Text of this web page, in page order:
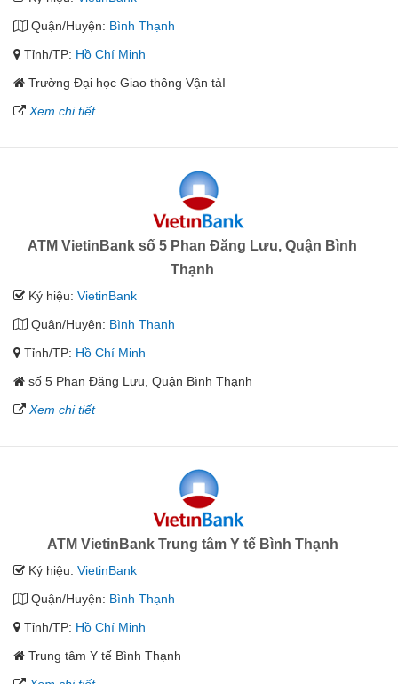
Quận/Huyện: Bình Thạnh
Tỉnh/TP: Hồ Chí Minh
Trường Đại học Giao thông Vận tảI
Xem chi tiết
ATM VietinBank số 5 Phan Đăng Lưu, Quận Bình
Thạnh
Ký hiệu: VietinBank
Quận/Huyện: Bình Thạnh
Tỉnh/TP: Hồ Chí Minh
số 5 Phan Đăng Lưu, Quận Bình Thạnh
Xem chi tiết
ATM VietinBank Trung tâm Y tế Bình Thạnh
Ký hiệu: VietinBank
Quận/Huyện: Bình Thạnh
Tỉnh/TP: Hồ Chí Minh
Trung tâm Y tế Bình Thạnh